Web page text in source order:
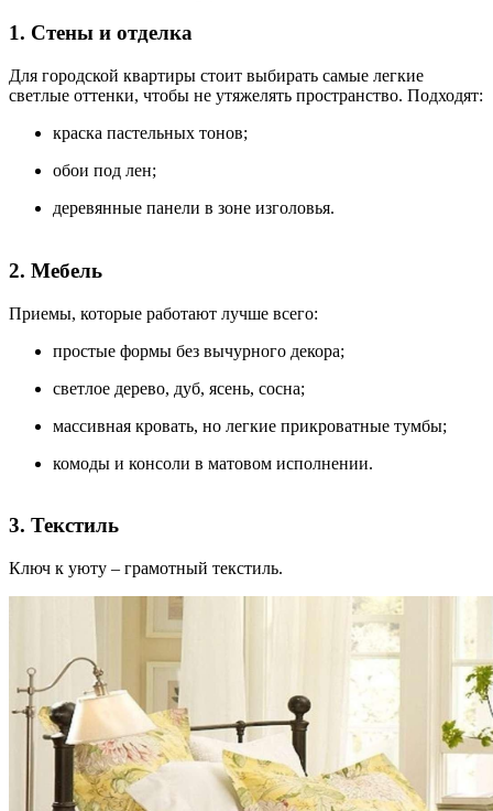
1. Стены и отделка
Для городской квартиры стоит выбирать самые легкие
светлые оттенки, чтобы не утяжелять пространство. Подходят:
краска пастельных тонов;
обои под лен;
деревянные панели в зоне изголовья.
2. Мебель
Приемы, которые работают лучше всего:
простые формы без вычурного декора;
светлое дерево, дуб, ясень, сосна;
массивная кровать, но легкие прикроватные тумбы;
комоды и консоли в матовом исполнении.
3. Текстиль
Ключ к уюту – грамотный текстиль.